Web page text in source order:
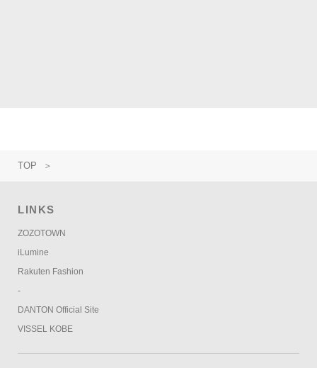
TOP ＞
LINKS
ZOZOTOWN
iLumine
Rakuten Fashion
-
DANTON Official Site
VISSEL KOBE